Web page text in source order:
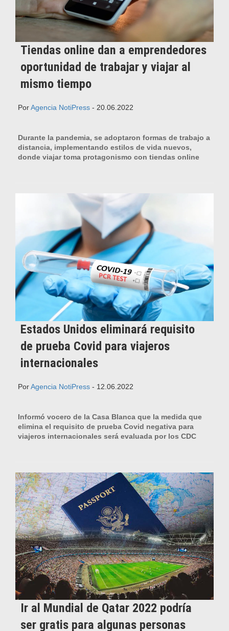
Tiendas online dan a emprendedores
oportunidad de trabajar y viajar al
mismo tiempo
PorAgencia NotiPress - 20.06.2022
Durante la pandemia, se adoptaron formas de trabajo a
distancia, implementando estilos de vida nuevos,
donde viajar toma protagonismo con tiendas online
Estados Unidos eliminará requisito
de prueba Covid para viajeros
internacionales
PorAgencia NotiPress - 12.06.2022
Informó vocero de la Casa Blanca que la medida que
elimina el requisito de prueba Covid negativa para
viajeros internacionales será evaluada por los CDC
Ir al Mundial de Qatar 2022 podría
ser gratis para algunas personas